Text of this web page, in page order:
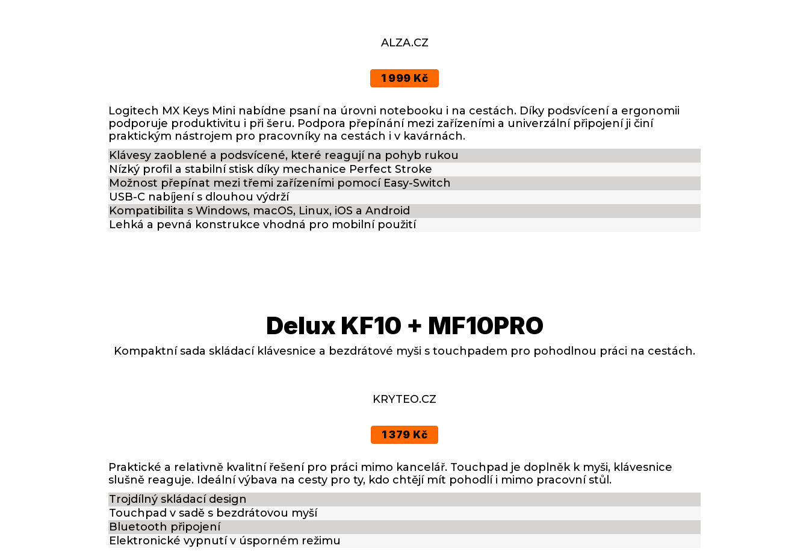
ALZA.CZ
1 999 Kč
Logitech MX Keys Mini nabídne psaní na úrovni notebooku i na cestách. Díky podsvícení a ergonomii
podporuje produktivitu i při šeru. Podpora přepínání mezi zařízeními a univerzální připojení ji činí
praktickým nástrojem pro pracovníky na cestách i v kavárnách.
Klávesy zaoblené a podsvícené, které reagují na pohyb rukou
Nízký profil a stabilní stisk díky mechanice Perfect Stroke
Možnost přepínat mezi třemi zařízeními pomocí Easy-Switch
USB-C nabíjení s dlouhou výdrží
Kompatibilita s Windows, macOS, Linux, iOS a Android
Lehká a pevná konstrukce vhodná pro mobilní použití
Delux KF10 + MF10PRO
Kompaktní sada skládací klávesnice a bezdrátové myši s touchpadem pro pohodlnou práci na cestách.
KRYTEO.CZ
1 379 Kč
Praktické a relativně kvalitní řešení pro práci mimo kancelář. Touchpad je doplněk k myši, klávesnice
slušně reaguje. Ideální výbava na cesty pro ty, kdo chtějí mít pohodlí i mimo pracovní stůl.
Trojdílný skládací design
Touchpad v sadě s bezdrátovou myší
Bluetooth připojení
Elektronické vypnutí v úsporném režimu